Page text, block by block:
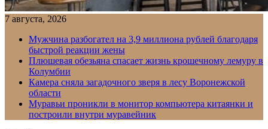
7 августа, 2026
Мужчина разбогател на 3,9 миллиона рублей благодаря
быстрой реакции жены
Плюшевая обезьяна спасает жизнь крошечному лемуру в
Колумбии
Камера сняла загадочного зверя в лесу Воронежской
области
Муравьи проникли в монитор компьютера китаянки и
построили внутри муравейник